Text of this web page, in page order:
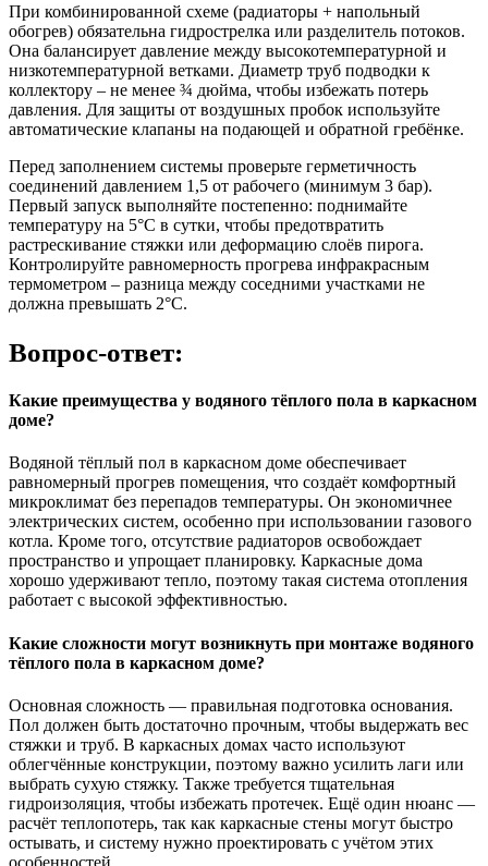
При комбинированной схеме (радиаторы + напольный
обогрев) обязательна гидрострелка или разделитель потоков.
Она балансирует давление между высокотемпературной и
низкотемпературной ветками. Диаметр труб подводки к
коллектору – не менее ¾ дюйма, чтобы избежать потерь
давления. Для защиты от воздушных пробок используйте
автоматические клапаны на подающей и обратной гребёнке.
Перед заполнением системы проверьте герметичность
соединений давлением 1,5 от рабочего (минимум 3 бар).
Первый запуск выполняйте постепенно: поднимайте
температуру на 5°C в сутки, чтобы предотвратить
растрескивание стяжки или деформацию слоёв пирога.
Контролируйте равномерность прогрева инфракрасным
термометром – разница между соседними участками не
должна превышать 2°C.
Вопрос-ответ:
Какие преимущества у водяного тёплого пола в каркасном
доме?
Водяной тёплый пол в каркасном доме обеспечивает
равномерный прогрев помещения, что создаёт комфортный
микроклимат без перепадов температуры. Он экономичнее
электрических систем, особенно при использовании газового
котла. Кроме того, отсутствие радиаторов освобождает
пространство и упрощает планировку. Каркасные дома
хорошо удерживают тепло, поэтому такая система отопления
работает с высокой эффективностью.
Какие сложности могут возникнуть при монтаже водяного
тёплого пола в каркасном доме?
Основная сложность — правильная подготовка основания.
Пол должен быть достаточно прочным, чтобы выдержать вес
стяжки и труб. В каркасных домах часто используют
облегчённые конструкции, поэтому важно усилить лаги или
выбрать сухую стяжку. Также требуется тщательная
гидроизоляция, чтобы избежать протечек. Ещё один нюанс —
расчёт теплопотерь, так как каркасные стены могут быстро
остывать, и систему нужно проектировать с учётом этих
особенностей.